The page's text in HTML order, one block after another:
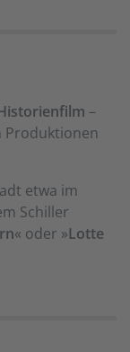
–
Produktionen
etwa im
Schiller
« oder »Lotte